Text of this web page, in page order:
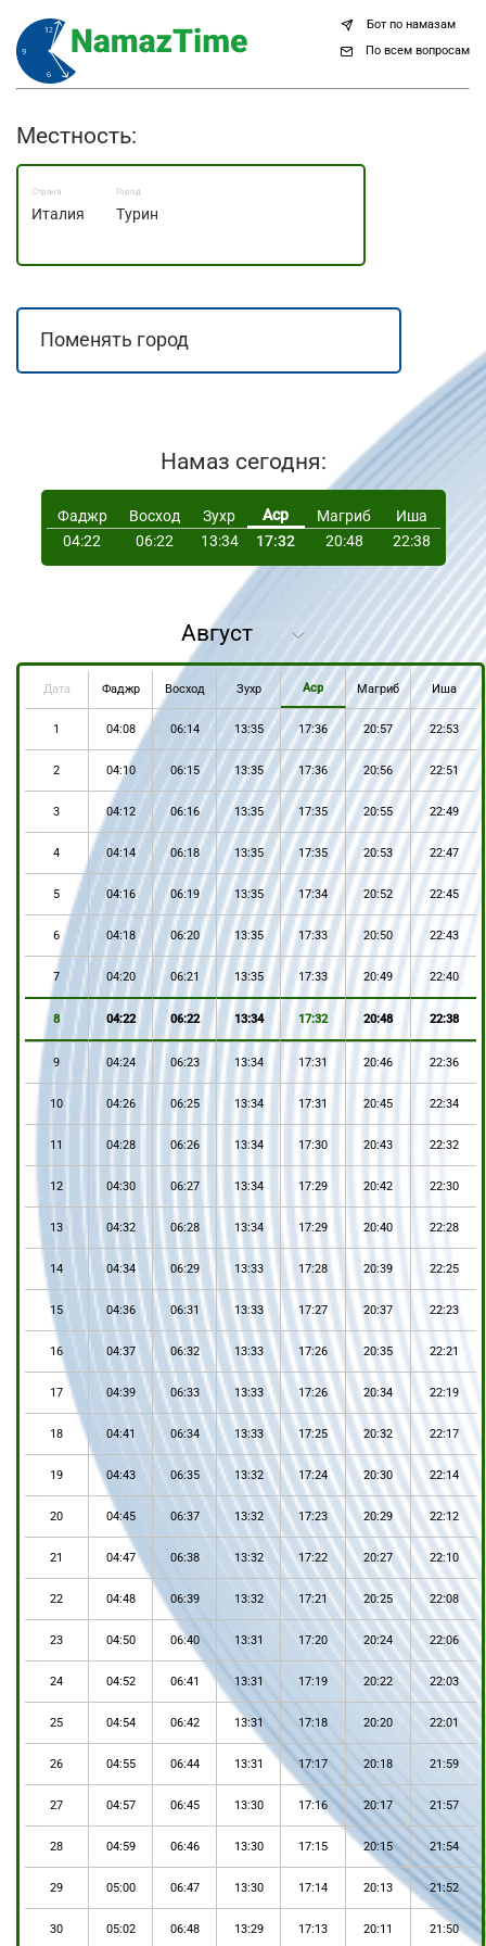
Бот по намазам
По всем вопросам
Местность:
Страна
Италия
Город
Турин
Намаз сегодня:
Фаджр Восход Зухр Аср Магриб
Иша
04:22
06:22 13:34 17:32 20:48 22:38
Дата Фаджр Восход Зухр Аср Магриб Иша
1 04:08 06:14 13:35 17:36 20:57 22:53
2 04:10 06:15 13:35 17:36 20:56 22:51
3 04:12 06:16 13:35 17:35 20:55 22:49
4 04:14 06:18 13:35 17:35 20:53 22:47
5 04:16 06:19 13:35 17:34 20:52 22:45
6 04:18 06:20 13:35 17:33 20:50 22:43
7 04:20 06:21 13:35 17:33 20:49 22:40
8 04:22 06:22 13:34 17:32 20:48 22:38
9 04:24 06:23 13:34 17:31 20:46 22:36
10 04:26 06:25 13:34 17:31 20:45 22:34
11 04:28 06:26 13:34 17:30 20:43 22:32
12 04:30 06:27 13:34 17:29 20:42 22:30
13 04:32 06:28 13:34 17:29 20:40 22:28
14 04:34 06:29 13:33 17:28 20:39 22:25
15 04:36 06:31 13:33 17:27 20:37 22:23
16 04:37 06:32 13:33 17:26 20:35 22:21
17 04:39 06:33 13:33 17:26 20:34 22:19
18 04:41 06:34 13:33 17:25 20:32 22:17
19 04:43 06:35 13:32 17:24 20:30 22:14
20 04:45 06:37 13:32 17:23 20:29 22:12
21 04:47 06:38 13:32 17:22 20:27 22:10
22 04:48 06:39 13:32 17:21 20:25 22:08
23 04:50 06:40 13:31 17:20 20:24 22:06
24 04:52 06:41 13:31 17:19 20:22 22:03
25 04:54 06:42 13:31 17:18 20:20 22:01
26 04:55 06:44 13:31 17:17 20:18 21:59
27 04:57 06:45 13:30 17:16 20:17 21:57
28 04:59 06:46 13:30 17:15 20:15 21:54
29 05:00 06:47 13:30 17:14 20:13 21:52
30 05:02 06:48 13:29 17:13 20:11 21:50